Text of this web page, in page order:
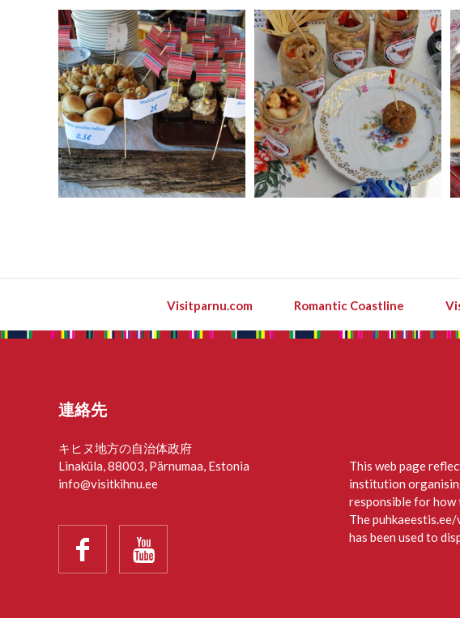
Visitparnu.com Romantic Coastline
連絡先
キヒヌ地方の自治体政府
Linaküla, 88003, Pärnumaa, Estonia
info@visitkihnu.ee
 
This web page
institution
responsible for how
The
has been used to